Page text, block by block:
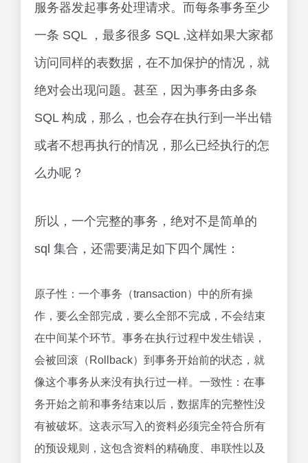
服务器发起事务处理请求。而每条事务至少
一条 SQL ，最多很多 SQL ,这样如果大家都
访问同样的表数据，在不加保护的情况，就
绝对会出现问题。甚至，因为事务由多条
SQL 构成，那么，也会存在执行到一半出错
或者不想再执行的情况，那么已经执行的怎
么办呢？
所以，一个完整的事务，绝对不是简单的
sql 集合，还需要满足如下四个属性：
原子性：一个事务（transaction）中的所有操
作，要么全部完成，要么全部不完成，不会结束
在中间某个环节。事务在执行过程中发生错误，
会被回滚（Rollback）到事务开始前的状态，就
像这个事务从来没有执行过一样。一致性：在事
务开始之前和事务结束以后，数据库的完整性没
有被破坏。这表示写入的资料必须完全符合所有
的预设规则，这包含资料的精确度、串联性以及